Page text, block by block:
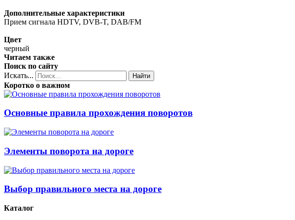
Дополнительные характеристики
Прием сигнала HDTV, DVB-T, DAB/FM
Цвет
черный
Читаем также
Поиск по сайту
Искать...
Найти
Коротко о важном
Основные правила прохождения поворотов
Элементы поворота на дороге
Выбор правильного места на дороге
Каталог